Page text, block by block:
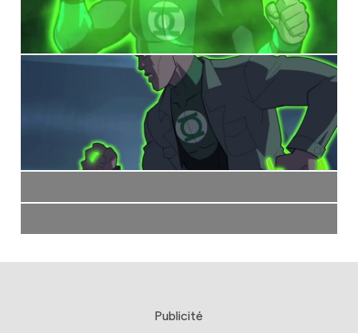
Publicité